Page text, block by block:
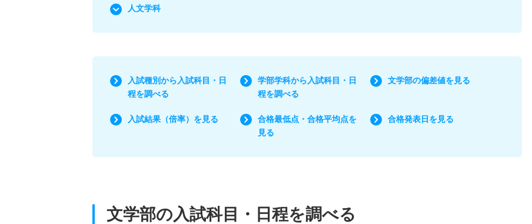
人文学科
入試種別から入試科目・日
程を調べる
学部学科から入試科目・日
程を調べる
文学部の偏差値を見る
入試結果（倍率）を見る
合格最低点・合格平均点を
見る
合格発表日を見る
文学部の入試科目・日程を調べる